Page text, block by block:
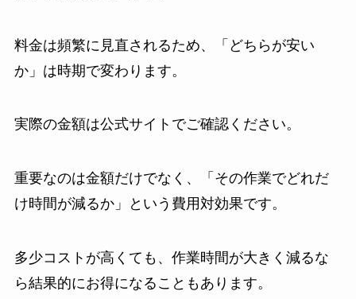
料金は頻繁に見直されるため、「どちらが安い
か」は時期で変わります。
実際の金額は公式サイトでご確認ください。
重要なのは金額だけでなく、「その作業でどれだ
け時間が減るか」という費用対効果です。
多少コストが高くても、作業時間が大きく減るな
ら結果的にお得になることもあります。